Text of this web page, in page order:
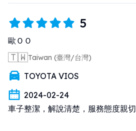
5
歐ＯＯ
🇹🇼Taiwan (臺灣/台灣)
TOYOTA VIOS
2024-02-24
車子整潔，解說清楚，服務態度親切